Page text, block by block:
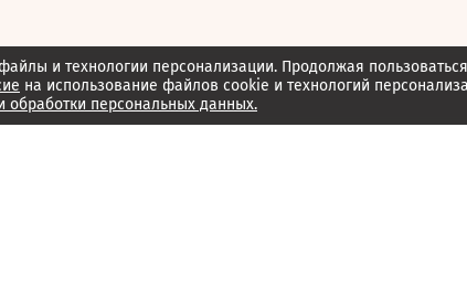
и технологии персонализации. Продолжая
на использование файлов cookie и технологий
обработки персональных данных.